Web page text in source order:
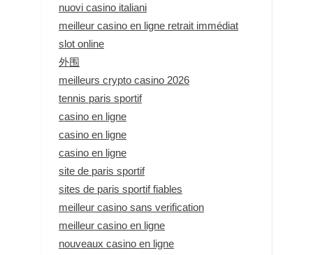
nuovi casino italiani
meilleur casino en ligne retrait immédiat
slot online
外围
meilleurs crypto casino 2026
tennis paris sportif
casino en ligne
casino en ligne
casino en ligne
site de paris sportif
sites de paris sportif fiables
meilleur casino sans verification
meilleur casino en ligne
nouveaux casino en ligne